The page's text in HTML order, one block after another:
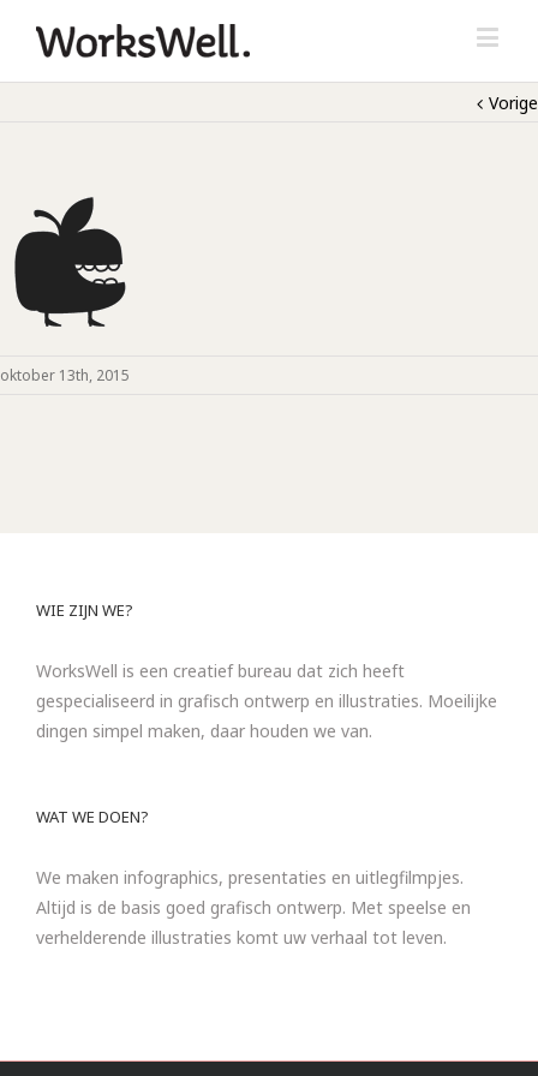
Vorige
oktober 13th, 2015
WIE ZIJN WE?
WorksWell is een creatief bureau dat zich heeft
gespecialiseerd in grafisch ontwerp en illustraties. Moeilijke
dingen simpel maken, daar houden we van.
WAT WE DOEN?
We maken infographics, presentaties en uitlegfilmpjes.
Altijd is de basis goed grafisch ontwerp. Met speelse en
verhelderende illustraties komt uw verhaal tot leven.